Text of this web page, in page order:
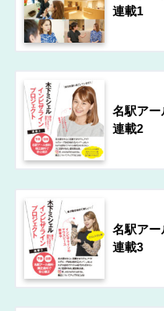
連載1
名駅アー
連載2
名駅アー
連載3